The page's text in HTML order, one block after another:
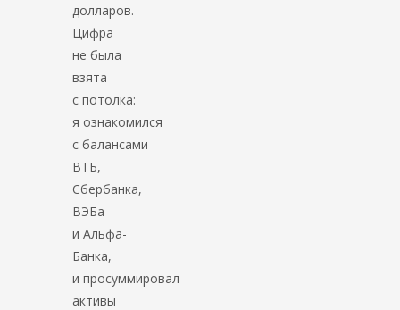
долларов.
Цифра
не была
взята
с потолка:
я ознакомился
с балансами
ВТБ,
Сбербанка,
ВЭБа
и Альфа-
Банка,
и просуммировал
активы